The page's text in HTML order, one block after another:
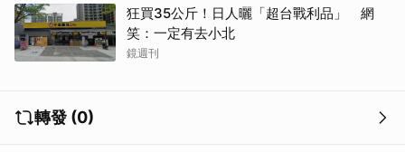
狂買35公斤！日人曬「超台戰利品」 網
笑：一定有去小北
鏡週刊
轉發 (0)